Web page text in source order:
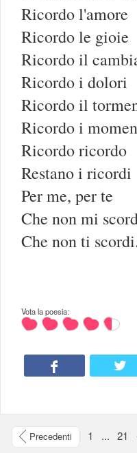
Ricordo l'amore
Ricordo le gioie
Ricordo il
Ricordo i dolori
Ricordo il
Ricordo i
Ricordo ricordo
Restano i ricordi
Per me, per te
Che non mi
Che non ti
Vota la poesia:
Precedenti 1 ... 21